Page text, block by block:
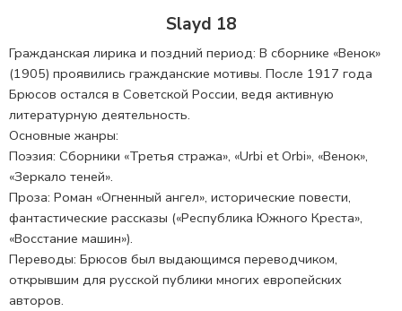
Slayd 18
Гражданская лирика и поздний период: В сборнике «Венок»
(1905) проявились гражданские мотивы. После 1917 года
Брюсов остался в Советской России, ведя активную
литературную деятельность.
Основные жанры:
Поэзия: Сборники «Третья стража», «Urbi et Orbi», «Венок»,
«Зеркало теней».
Проза: Роман «Огненный ангел», исторические повести,
фантастические рассказы («Республика Южного Креста»,
«Восстание машин»).
Переводы: Брюсов был выдающимся переводчиком,
открывшим для русской публики многих европейских
авторов.